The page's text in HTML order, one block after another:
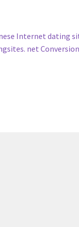
Internet dating
net